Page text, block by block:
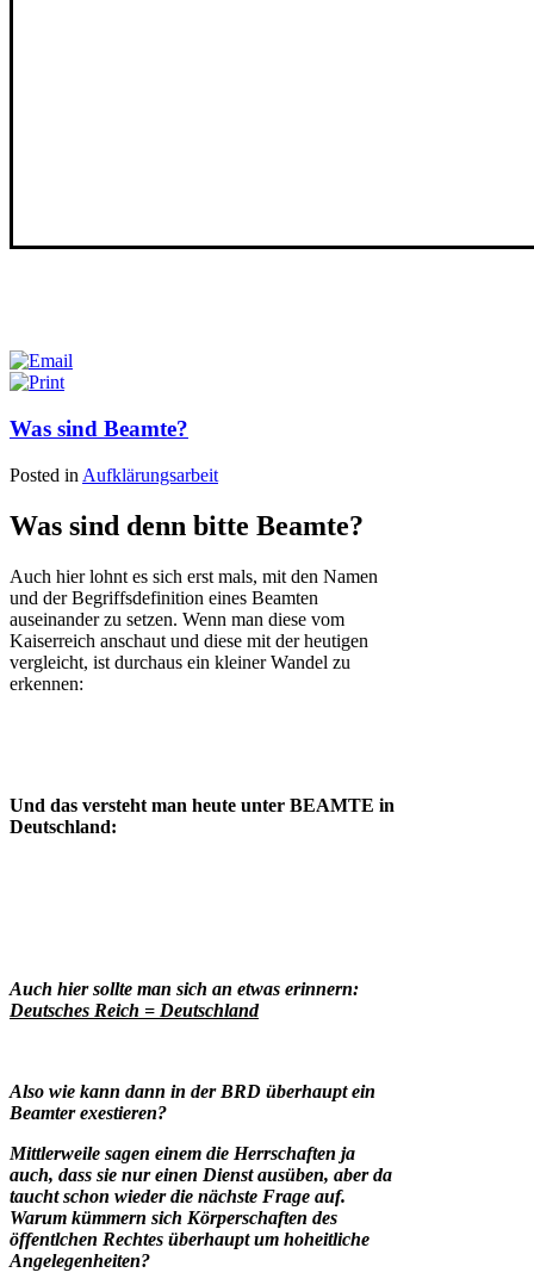
Was sind Beamte?
Posted in Aufklärungsarbeit
Was sind denn bitte Beamte?
Auch hier lohnt es sich erst mals, mit den Namen
und der Begriffsdefinition eines Beamten
auseinander zu setzen. Wenn man diese vom
Kaiserreich anschaut und diese mit der heutigen
vergleicht, ist durchaus ein kleiner Wandel zu
erkennen:
Und das versteht man heute unter BEAMTE in
Deutschland:
Auch hier sollte man sich an etwas erinnern:
Deutsches Reich = Deutschland
Also wie kann dann in der BRD überhaupt ein
Beamter exestieren?
Mittlerweile sagen einem die Herrschaften ja
auch, dass sie nur einen Dienst ausüben, aber da
taucht schon wieder die nächste Frage auf.
Warum kümmern sich Körperschaften des
öffentlchen Rechtes überhaupt um hoheitliche
Angelegenheiten?